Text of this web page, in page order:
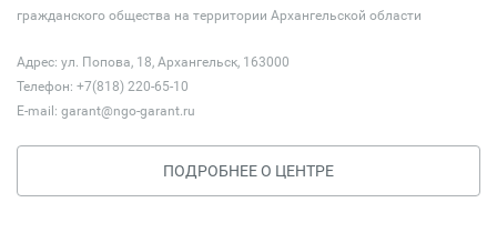
гражданского общества на территории Архангельской области
Адрес: ул. Попова, 18, Архангельск, 163000
Телефон: +7(818) 220-65-10
E-mail: garant@ngo-garant.ru
ПОДРОБНЕЕ О ЦЕНТРЕ